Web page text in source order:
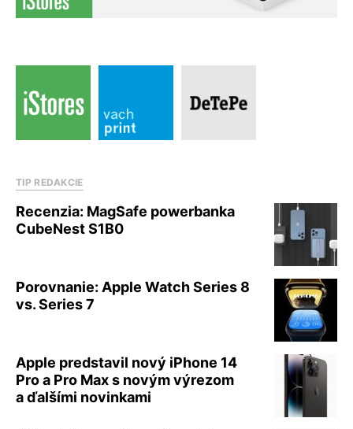
TIP REDAKCIE
Recenzia: MagSafe powerbanka
CubeNest S1B0
Porovnanie: Apple Watch Series 8
vs. Series 7
Apple predstavil nový iPhone 14
Pro a Pro Max s novým výrezom
a ďalšími novinkami